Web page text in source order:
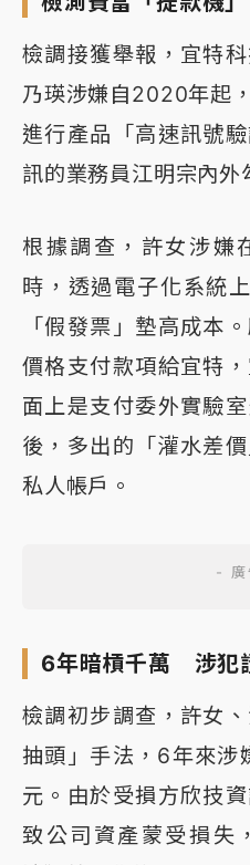
檢調接獲舉報，宜特
乃瑛涉嫌自2020年起
進行產品「高速訊號
訊的業務員江明宗內外
根據調查，許女涉嫌
時，透過電子化系統
「假發票」墊高成本
價格支付款項給宜特
面上是支付委外實驗
後，多出的「灌水差
私人帳戶。
6年暗槓千萬 涉犯
檢調初步調查，許女
抽頭」手法，6年來涉
元。由於受損方欣技
致公司資產蒙受損失